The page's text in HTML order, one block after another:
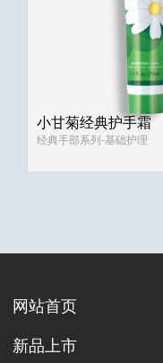
小甘菊经典护手霜
经典手部系列-基础护理
网站首页
新品上市